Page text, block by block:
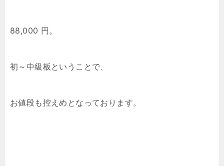
88,000 円。
初～中級板ということで、
お値段も控えめとなっております。